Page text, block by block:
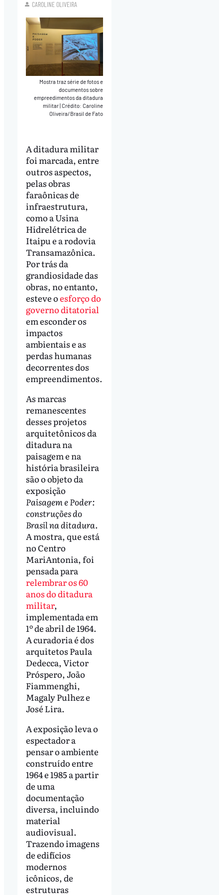
CAROLINE OLIVEIRA
Mostra traz série de fotos e
documentos sobre
empreedimentos da ditadura
militar|Crédito: Caroline
Oliveira/Brasil de Fato
A ditadura militar
foi marcada, entre
outros aspectos,
pelas obras
faraônicas de
infraestrutura,
como a Usina
Hidrelétrica de
Itaipu e a rodovia
Transamazônica.
Por trás da
grandiosidade das
obras, no entanto,
esteve oesforço do
governo ditatorial
em esconder os
impactos
ambientais e as
perdas humanas
decorrentes dos
empreendimentos.
As marcas
remanescentes
desses projetos
arquitetônicos da
ditadura na
paisagem e na
história brasileira
são o objeto da
exposição
Paisagem e Poder:
construções do
Brasil na ditadura.
A mostra, que está
no Centro
MariAntonia, foi
pensada para
relembrar os 60
anos do ditadura
militar,
implementada em
1º de abril de 1964.
A curadoria é dos
arquitetos Paula
Dedecca, Victor
Próspero, João
Fiammenghi,
Magaly Pulhez e
José Lira.
A exposição leva o
espectador a
pensar o ambiente
construído entre
1964 e 1985 a partir
de uma
documentação
diversa, incluindo
material
audiovisual.
Trazendo imagens
de edifícios
modernos
icônicos, de
estruturas